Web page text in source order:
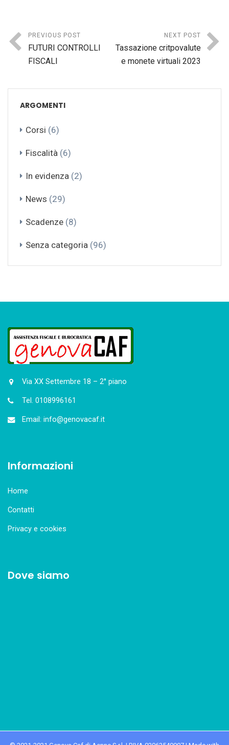
PREVIOUS POST
FUTURI CONTROLLI
FISCALI
NEXT POST
Tassazione critpovalute
e monete virtuali 2023
ARGOMENTI
Corsi (6)
Fiscalità (6)
In evidenza (2)
News (29)
Scadenze (8)
Senza categoria (96)
Via XX Settembre 18 – 2° piano
Tel. 0108996161
Email: info@genovacaf.it
Informazioni
Home
Contatti
Privacy e cookies
Dove siamo